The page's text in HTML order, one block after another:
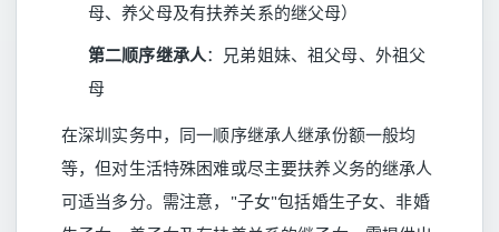
母、养父母及有扶养关系的继父母）
第二顺序继承人：兄弟姐妹、祖父母、外祖父
母
在深圳实务中，同一顺序继承人继承份额一般均
等，但对生活特殊困难或尽主要扶养义务的继承人
可适当多分。需注意，"子女"包括婚生子女、非婚